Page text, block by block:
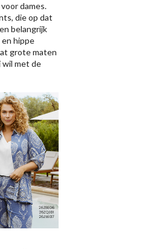
dames.
die op dat
belangrijk
hippe
grote maten
wil met de